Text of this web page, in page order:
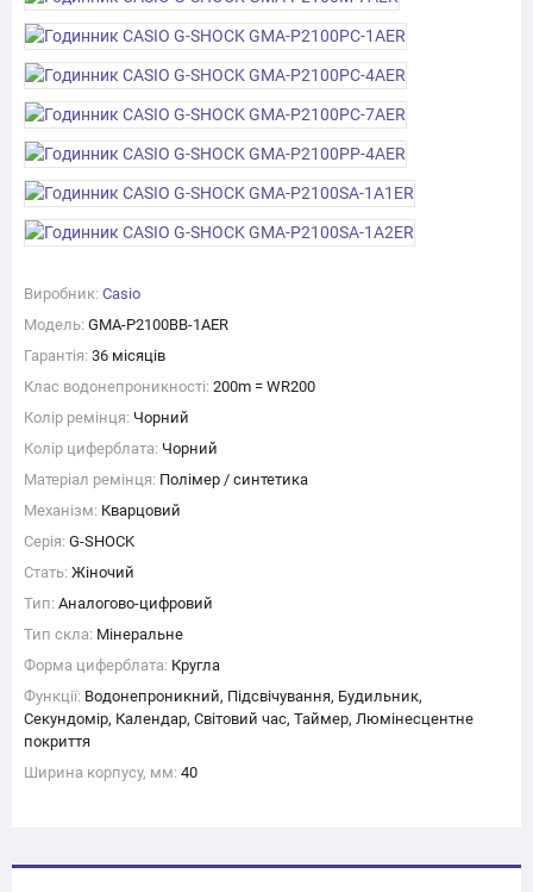
Виробник: Casio
Модель: GMA-P2100BB-1AER
Гарантія: 36 місяців
Клас водонепроникності: 200m = WR200
Колір ремінця: Чорний
Колір циферблата: Чорний
Матеріал ремінця: Полімер / синтетика
Механізм: Кварцовий
Серія: G-SHOCK
Стать: Жіночий
Тип: Аналогово-цифровий
Тип скла: Мінеральне
Форма циферблата: Кругла
Функції: Водонепроникний, Підсвічування, Будильник,
Секундомір, Календар, Світовий час, Таймер, Люмінесцентне
покриття
Ширина корпусу, мм: 40